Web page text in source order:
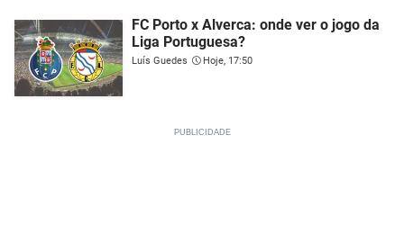
FC Porto x Alverca: onde ver o jogo da
Liga Portuguesa?
Luís Guedes Hoje, 17:50